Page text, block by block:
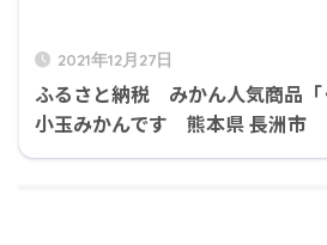
2021年12月27日
ふるさと納税 みかん人気商品「
小玉みかんです 熊本県 長洲市